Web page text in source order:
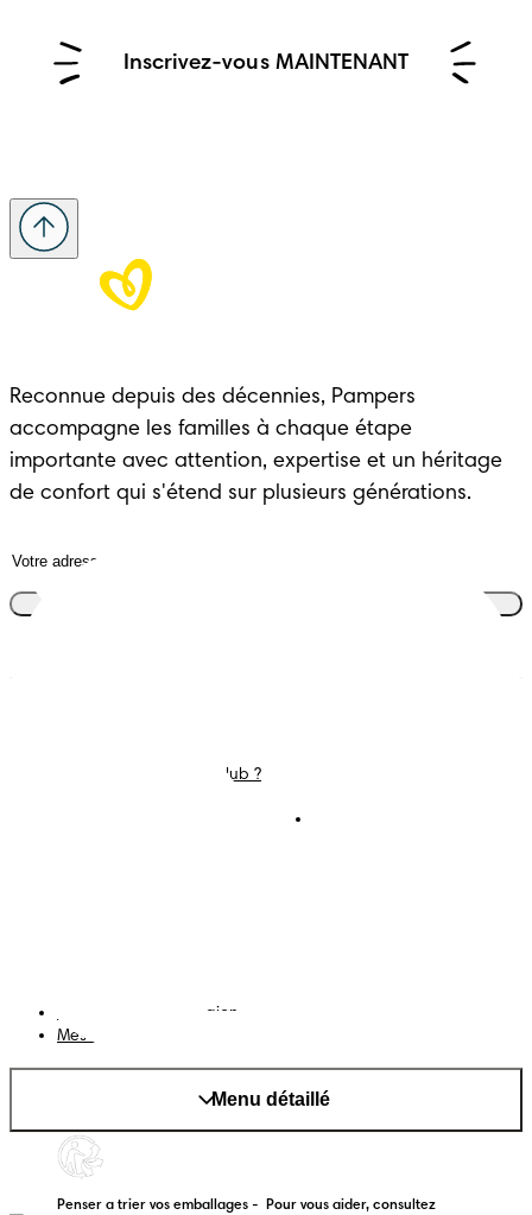
Inscrivez-vous MAINTENANT
Reconnue depuis des décennies, Pampers
accompagne les familles à chaque étape
importante avec attention, expertise et un héritage
de confort qui s'étend sur plusieurs générations.
C'est Quoi Pampers Club ?
Changer le pays/région
Mes données
Menu détaillé